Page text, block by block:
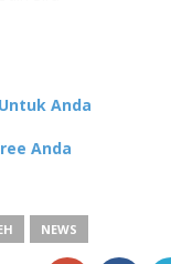
Anda
Anda
NEWS